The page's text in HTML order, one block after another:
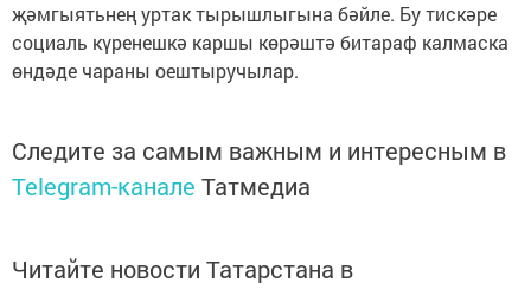
җәмгыятьнең уртак тырышлыгына бәйле. Бу тискәре
социаль күренешкә каршы көрәштә битараф калмаска
өндәде чараны оештыручылар.
Следите за самым важным и интересным в
Telegram-канале Татмедиа
Читайте новости Татарстана в